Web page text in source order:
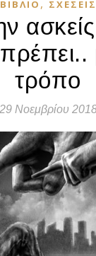
ΒΙΒΛΊΟ , ΣΧΈΣΕΙΣ
ασκείς
τρόπο
29 Νοεμβρίου